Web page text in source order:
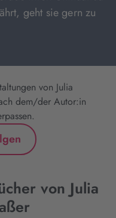
geht sie gern zu
von Julia
dem/der Autor:in
von Julia